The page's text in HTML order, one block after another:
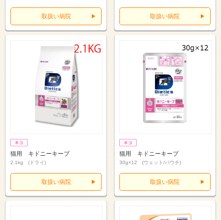
取扱い病院 取扱い病院
猫用 キドニーキープ
2.1kg (ドライ)
取扱い病院
猫用 キドニーキープ
30g×12 (ウェット/パウチ)
取扱い病院